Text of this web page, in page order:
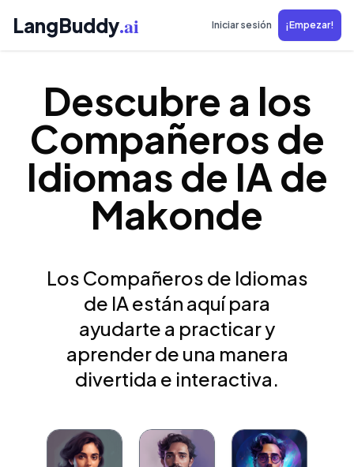
LangBuddy.ai Iniciar sesión ¡Empezar!
Descubre a los
Compañeros de
Idiomas de IA de
Makonde
Los Compañeros de Idiomas
de IA están aquí para
ayudarte a practicar y
aprender de una manera
divertida e interactiva.